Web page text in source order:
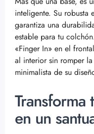
inteligente. Su robusta
garantiza una
estable para tu
«Finger In» en el
al interior sin romper
minimalista de su
en un